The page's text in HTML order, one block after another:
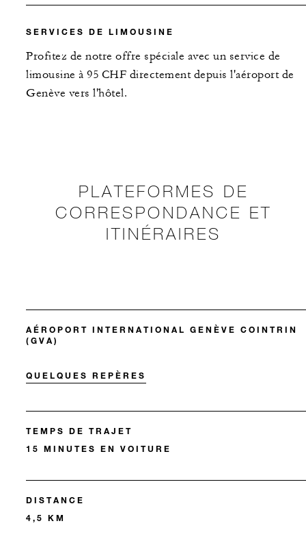
SERVICES DE LIMOUSINE
Profitez de notre offre spéciale avec un service de
limousine à 95 CHF directement depuis l'aéroport de
Genève vers l'hôtel.
PLATEFORMES DE
CORRESPONDANCE ET
ITINÉRAIRES
AÉROPORT INTERNATIONAL GENÈVE COINTRIN
(GVA)
QUELQUES REPÈRES
TEMPS DE TRAJET
15 MINUTES EN VOITURE
DISTANCE
4,5 KM